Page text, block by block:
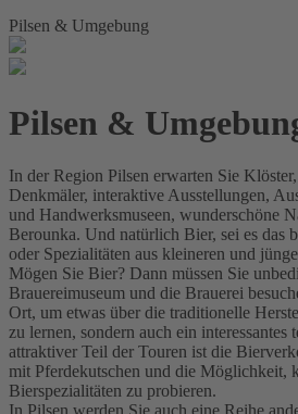
Pilsen & Umgebung
Pilsen &
In der Region Pilsen erwarten Sie
Denkmäler, interaktive Ausstellungen,
und Handwerksmuseen, wunderschöne
Berounka. Und natürlich Bier, sei es das
oder Spezialitäten aus kleineren und
Mögen Sie Bier? Dann müssen Sie
Brauereimuseum und die Brauerei
Ort, um etwas über die traditionelle
zu lernen, sondern auch ein interessantes
attraktiver Teil der Touren ist die
mit Pferdekutschen und die Möglichkeit,
Bierspezialitäten zu probieren.
In Pilsen werden Sie auch eine Reihe